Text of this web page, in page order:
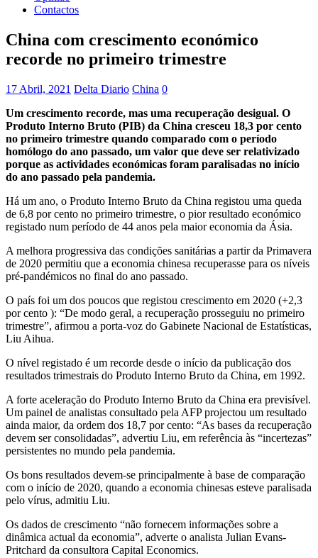
Contactos
China com crescimento económico
recorde no primeiro trimestre
17 Abril, 2021 Delta Diario China 0
Um crescimento recorde, mas uma recuperação desigual. O
Produto Interno Bruto (PIB) da China cresceu 18,3 por cento
no primeiro trimestre quando comparado com o período
homólogo do ano passado, um valor que deve ser relativizado
porque as actividades económicas foram paralisadas no início
do ano passado pela pandemia.
Há um ano, o Produto Interno Bruto da China registou uma queda
de 6,8 por cento no primeiro trimestre, o pior resultado económico
registado num período de 44 anos pela maior economia da Ásia.
A melhora progressiva das condições sanitárias a partir da Primavera
de 2020 permitiu que a economia chinesa recuperasse para os níveis
pré-pandémicos no final do ano passado.
O país foi um dos poucos que registou crescimento em 2020 (+2,3
por cento ): “De modo geral, a recuperação prosseguiu no primeiro
trimestre”, afirmou a porta-voz do Gabinete Nacional de Estatísticas,
Liu Aihua.
O nível registado é um recorde desde o início da publicação dos
resultados trimestrais do Produto Interno Bruto da China, em 1992.
A forte aceleração do Produto Interno Bruto da China era previsível.
Um painel de analistas consultado pela AFP projectou um resultado
ainda maior, da ordem dos 18,7 por cento: “As bases da recuperação
devem ser consolidadas”, advertiu Liu, em referência às “incertezas”
persistentes no mundo pela pandemia.
Os bons resultados devem-se principalmente à base de comparação
com o início de 2020, quando a economia chinesas esteve paralisada
pelo vírus, admitiu Liu.
Os dados de crescimento “não fornecem informações sobre a
dinâmica actual da economia”, adverte o analista Julian Evans-
Pritchard da consultora Capital Economics.